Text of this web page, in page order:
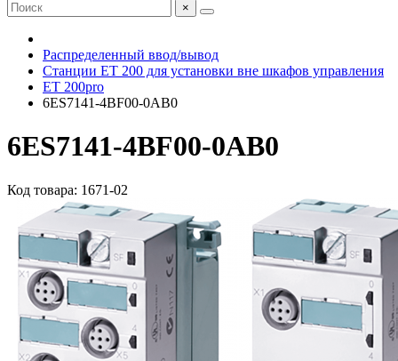
×
Распределенный ввод/вывод
Станции ET 200 для установки вне шкафов управления
ET 200pro
6ES7141-4BF00-0AB0
6ES7141-4BF00-0AB0
Код товара: 1671-02